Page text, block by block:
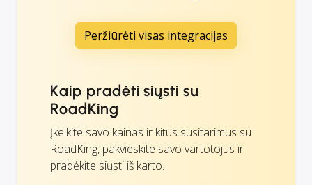
Peržiūrėti visas integracijas
Kaip pradėti siųsti su
RoadKing
Įkelkite savo kainas ir kitus susitarimus su
RoadKing, pakvieskite savo vartotojus ir
pradėkite siųsti iš karto.